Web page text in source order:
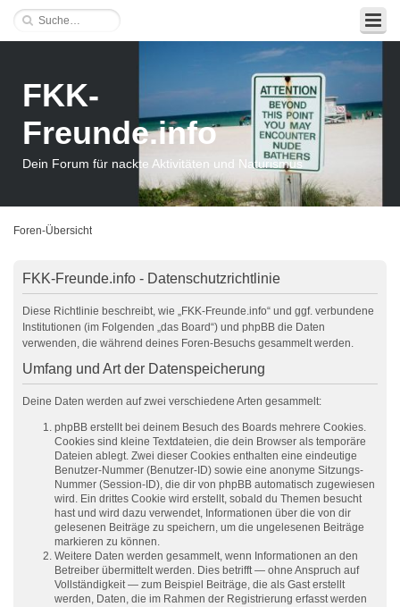
FKK-
Freunde.info
Dein Forum für nackte Aktivitäten und Naturismus
Foren-Übersicht
FKK-Freunde.info - Datenschutzrichtlinie
Diese Richtlinie beschreibt, wie „FKK-Freunde.info“ und ggf. verbundene
Institutionen (im Folgenden „das Board“) und phpBB die Daten
verwenden, die während deines Foren-Besuchs gesammelt werden.
Umfang und Art der Datenspeicherung
Deine Daten werden auf zwei verschiedene Arten gesammelt:
phpBB erstellt bei deinem Besuch des Boards mehrere Cookies.
Cookies sind kleine Textdateien, die dein Browser als temporäre
Dateien ablegt. Zwei dieser Cookies enthalten eine eindeutige
Benutzer-Nummer (Benutzer-ID) sowie eine anonyme Sitzungs-
Nummer (Session-ID), die dir von phpBB automatisch zugewiesen
wird. Ein drittes Cookie wird erstellt, sobald du Themen besucht
hast und wird dazu verwendet, Informationen über die von dir
gelesenen Beiträge zu speichern, um die ungelesenen Beiträge
markieren zu können.
Weitere Daten werden gesammelt, wenn Informationen an den
Betreiber übermittelt werden. Dies betrifft — ohne Anspruch auf
Vollständigkeit — zum Beispiel Beiträge, die als Gast erstellt
werden, Daten, die im Rahmen der Registrierung erfasst werden